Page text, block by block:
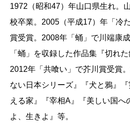
1972（昭和47）年山口県生れ。
校卒業。2005（平成17）年「冷
賞受賞。2008年「蛹」で川端康
「蛹」を収録した作品集『切れ
2012年「共喰い」で芥川賞受賞
ない日本シリーズ』『犬と鴉』
える家』『宰相A』『美しい国
よ、生きよ』等。